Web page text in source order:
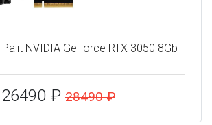
NVIDIA GeForce RTX 3050 8Gb
26490 ₽ 28490 ₽